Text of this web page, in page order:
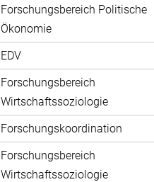
Forschungsbereich Politische
Ökonomie
EDV
Forschungsbereich
Wirtschaftssoziologie
Forschungskoordination
Forschungsbereich
Wirtschaftssoziologie